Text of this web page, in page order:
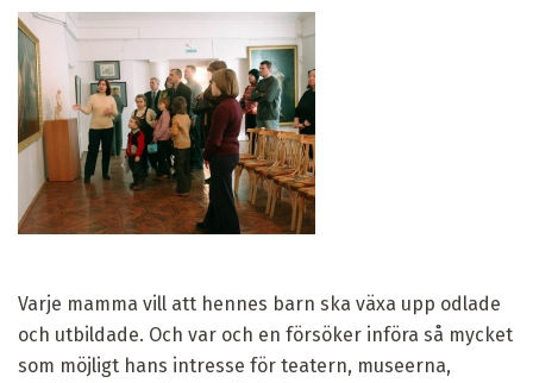
Varje mamma vill att hennes barn ska växa upp odlade
och utbildade. Och var och en försöker införa så mycket
som möjligt hans intresse för teatern, museerna,